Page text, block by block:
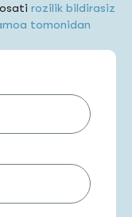
rozilik bildirasiz
tomonidan